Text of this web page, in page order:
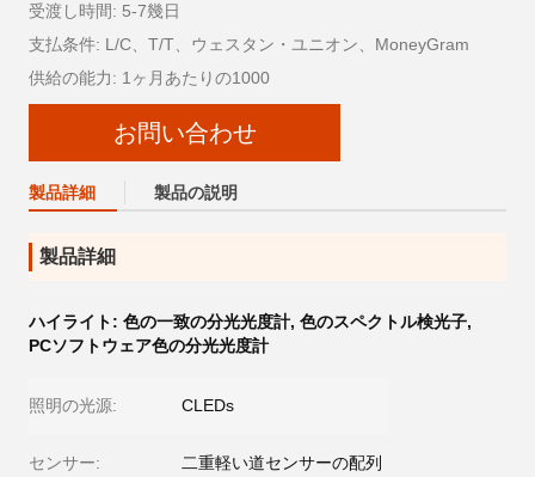
受渡し時間: 5-7幾日
支払条件: L/C、T/T、ウェスタン・ユニオン、MoneyGram
供給の能力: 1ヶ月あたりの1000
お問い合わせ
製品詳細 製品の説明
製品詳細
ハイライト: 色の一致の分光光度計, 色のスペクトル検光子,
PCソフトウェア色の分光光度計
照明の光源: CLEDs
センサー: 二重軽い道センサーの配列